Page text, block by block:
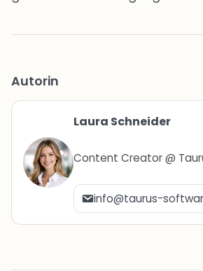
Autorin
Laura Schneider
Content Creator @
info@taurus-